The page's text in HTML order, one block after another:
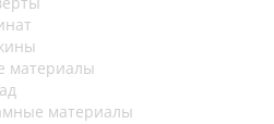
материалы
материалы